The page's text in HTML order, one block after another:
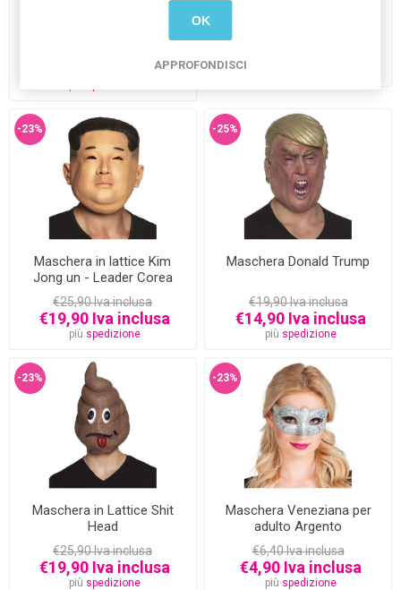
€14,90 Iva inclusa
-23%
Maschera in lattice Kim
Jong un - Leader Corea
€25,90 Iva inclusa
€19,90 Iva inclusa
più spedizione
-25%
Maschera Donald Trump
€19,90 Iva inclusa
€14,90 Iva inclusa
più spedizione
-23%
Maschera in Lattice Shit
Head
€25,90 Iva inclusa
€19,90 Iva inclusa
più spedizione
-23%
Maschera Veneziana per
adulto Argento
€6,40 Iva inclusa
€4,90 Iva inclusa
più spedizione
OK
APPROFONDISCI